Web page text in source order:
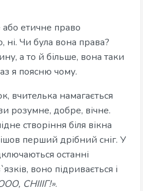
етичне право
ні. Чи була вона права?
а то й більше, вона таки
я поясню чому.
вчителька намагається
розумне, добре, вічне.
створіння біля вікна
перший дрібний сніг. У
останні
воно підривається і
СНІІІГ!».